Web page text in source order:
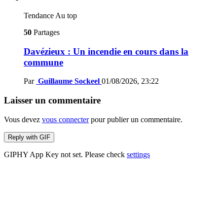
Tendance Au top
50 Partages
Davézieux : Un incendie en cours dans la
commune
Par Guillaume Sockeel 01/08/2026, 23:22
Laisser un commentaire
Vous devez vous connecterpour publier un commentaire.
Reply with GIF
GIPHY App Key not set. Please check settings